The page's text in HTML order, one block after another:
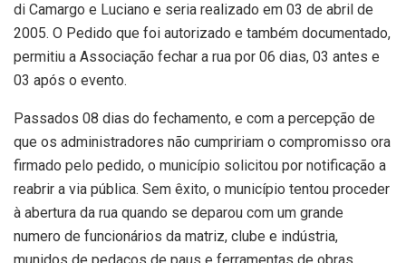
di Camargo e Luciano e seria realizado em 03 de abril de
2005. O Pedido que foi autorizado e também documentado,
permitiu a Associação fechar a rua por 06 dias, 03 antes e
03 após o evento.
Passados 08 dias do fechamento, e com a percepção de
que os administradores não cumpririam o compromisso ora
firmado pelo pedido, o município solicitou por notificação a
reabrir a via pública. Sem êxito, o município tentou proceder
à abertura da rua quando se deparou com um grande
numero de funcionários da matriz, clube e indústria,